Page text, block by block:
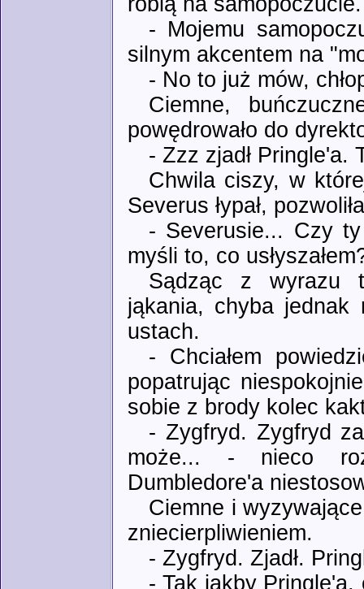
- Mojemu
silnym akcentem na
- No to już mów,
Ciemne,
powędrowało do
- Zzz zjadł Pringle'a.
Chwila ciszy, w
Severus łypał,
- Severusie... Czy
myśli to, co
Sądząc z wyrazu
jąkania, chyba jednak
ustach.
- Chciałem
popatrując
sobie z brody kolec
- Zygfryd. Zygfryd
może... - nieco
Dumbledore'a
Ciemne i
zniecierpliwieniem.
- Zygfryd. Zjadł.
- Tak jakby